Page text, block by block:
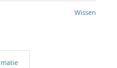
Wissen